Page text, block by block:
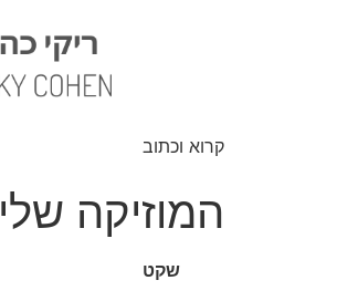
קרוא וכתוב
המוזיקה שלי
שקט